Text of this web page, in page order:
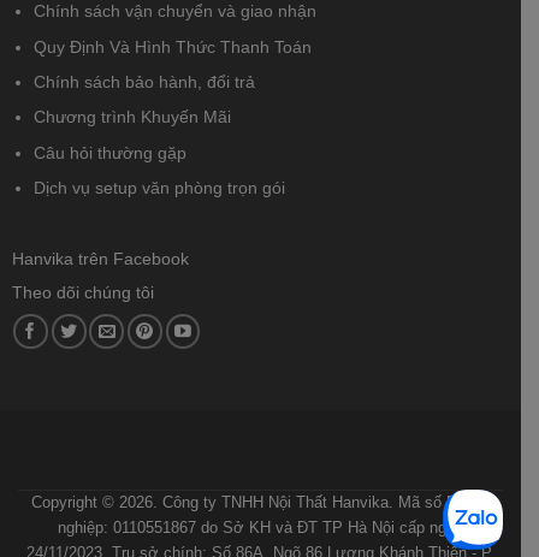
Chính sách vận chuyển và giao nhận
Quy Định Và Hình Thức Thanh Toán
Chính sách bảo hành, đổi trả
Chương trình Khuyến Mãi
Câu hỏi thường gặp
Dịch vụ setup văn phòng trọn gói
Hanvika trên Facebook
Theo dõi chúng tôi
Copyright © 2026. Công ty TNHH Nội Thất Hanvika. Mã số Doanh
nghiệp: 0110551867 do Sở KH và ĐT TP Hà Nội cấp ngày
24/11/2023. Trụ sở chính: Số 86A, Ngõ 86 Lương Khánh Thiện - P.